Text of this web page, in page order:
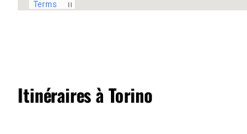
Itinéraires à Torino